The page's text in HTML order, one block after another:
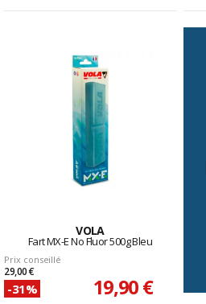
VOLA
Fart MX-E No Fluor 500g Bleu
Prix conseillé
29,00 €
-31% 19,90 €